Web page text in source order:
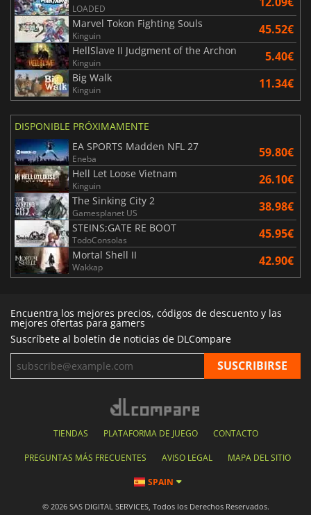
LOADED
Marvel Tokon Fighting Souls
Kinguin 45.52€
HellSlave II Judgment of the Archon
Kinguin 5.40€
Big Walk
Kinguin 11.34€
DISPONIBLE PRÓXIMAMENTE
EA SPORTS Madden NFL 27
Eneba 59.80€
Hell Let Loose Vietnam
Kinguin 26.10€
The Sinking City 2
Gamesplanet US 38.98€
STEINS;GATE RE BOOT
TodoConsolas 45.95€
Mortal Shell II
Wakkap 42.90€
Encuentra los mejores precios, códigos de descuento y las
mejores ofertas para gamers
Suscríbete al boletín de noticias de DLCompare
TIENDAS PLATAFORMA DE JUEGO CONTACTO
PREGUNTAS MÁS FRECUENTES AVISO LEGAL MAPA DEL SITIO
SPAIN
© 2026 SAS DIGITAL SERVICES, Todos los Derechos Reservados.